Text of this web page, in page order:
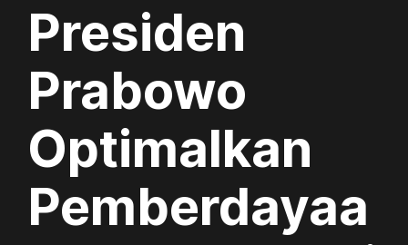
Presiden
Prabowo
Optimalkan
Pemberdayaa